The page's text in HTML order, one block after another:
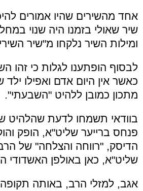
אחד מהשירים שהיו אמורים
שיר שאולי בזמנו היה שנוי
ומילות השיר נלקחו מ"שיר
לבסוף הופתענו לגלות כי זהו
כאשר אין היום אדם ואפילו ילד
מתכון כמובן ללהיט "השבעתי".
בוודאי תשמחו לדעת שהלהיט
פנחס ברייער שליט"א, הופק
הדיסק, "רווחה והצלחה" של הרב
שליט"א, כאן באולפן האשדודי
אגב, למזלי הרב, באותה תקופה